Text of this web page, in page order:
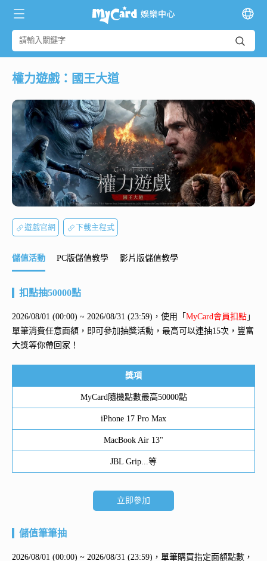
權力遊戲：國王大道
遊戲官網 下載主程式
儲值活動 PC版儲值教學 影片版儲值教學
扣點抽50000點
2026/08/01 (00:00) ~ 2026/08/31 (23:59)，使用「 MyCard會員扣點 」
單筆消費任意面額，即可參加抽獎活動，最高可以連抽15次，豐富
大獎等你帶回家！
獎項
MyCard隨機點數最高50000點
iPhone 17 Pro Max
MacBook Air 13"
JBL Grip...等
立即參加
儲值筆筆抽
2026/08/01 (00:00) ~ 2026/08/31 (23:59)，單筆購買指定面額點數，